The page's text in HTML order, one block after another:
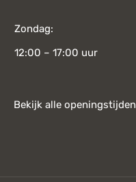
Zondag:
12:00 – 17:00 uur
Bekijk alle openingstijden